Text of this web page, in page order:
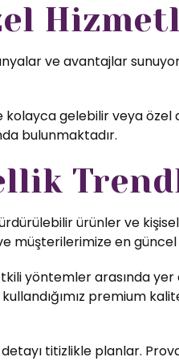
ve avantajlar
gelebilir veya özel
bulunmaktadır.
ürünler ve
müşterilerimize en
yöntemler arasında
premium
titizlikle planlar.